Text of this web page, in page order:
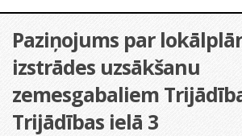
Paziņojums par
izstrādes uzsākšanu
zemesgabaliem
Trijādības ielā 3